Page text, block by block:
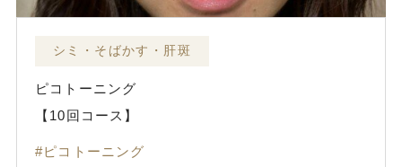
シミ・そばかす・肝斑
ピコトーニング
【10回コース】
ピコトーニング